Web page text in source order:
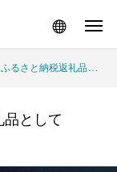
さと納税返礼品として
として